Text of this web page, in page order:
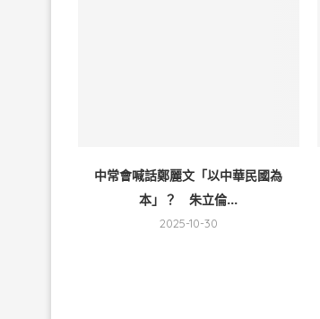
中常會喊話鄭麗文「以中華民國為
本」？ 朱立倫...
2025-10-30